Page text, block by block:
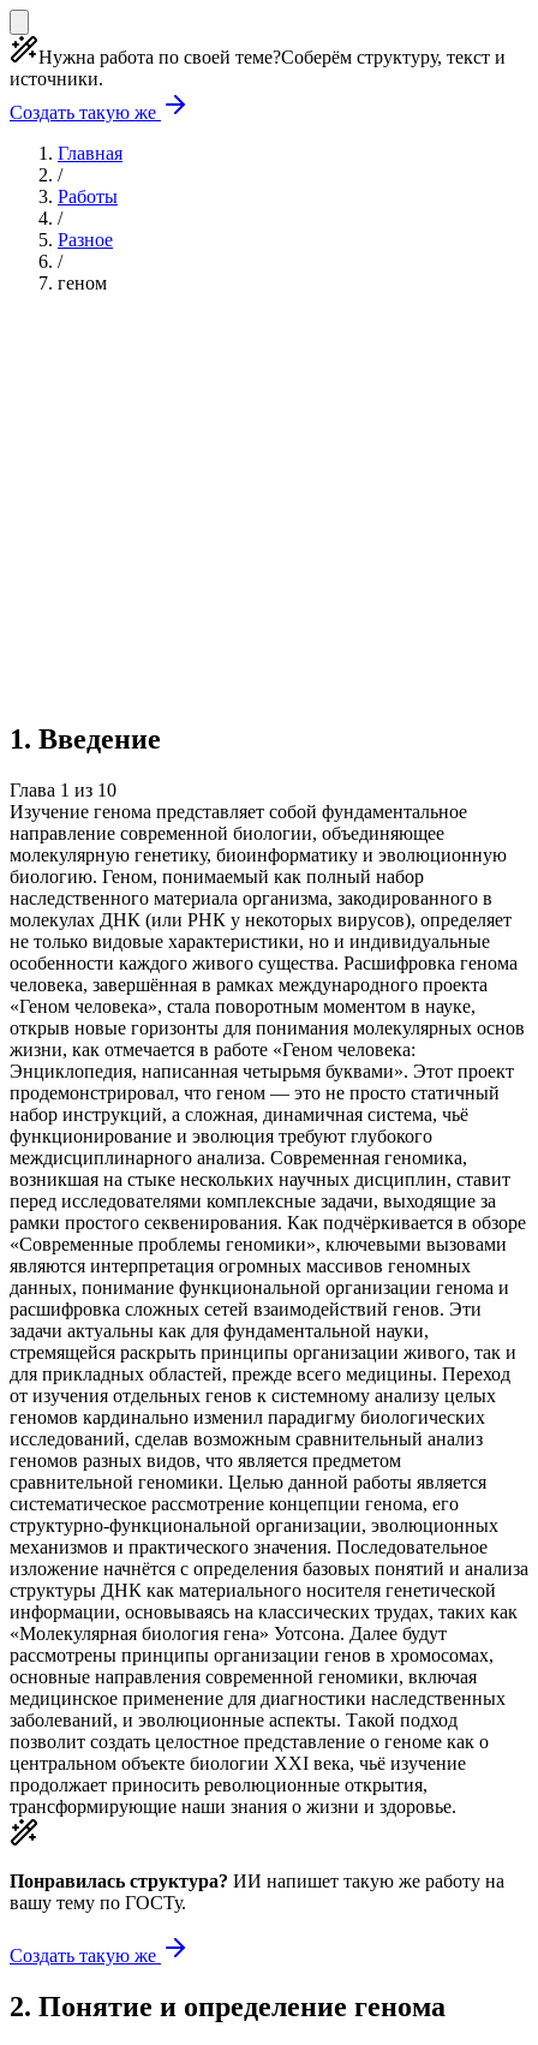
Нужна работа по своей теме?Соберём структуру, текст и
источники.
Создать такую же
Главная
/
Работы
/
Разное
/
геном
1. Введение
Глава 1 из 10
Изучение генома представляет собой фундаментальное
направление современной биологии, объединяющее
молекулярную генетику, биоинформатику и эволюционную
биологию. Геном, понимаемый как полный набор
наследственного материала организма, закодированного в
молекулах ДНК (или РНК у некоторых вирусов), определяет
не только видовые характеристики, но и индивидуальные
особенности каждого живого существа. Расшифровка генома
человека, завершённая в рамках международного проекта
«Геном человека», стала поворотным моментом в науке,
открыв новые горизонты для понимания молекулярных основ
жизни, как отмечается в работе «Геном человека:
Энциклопедия, написанная четырьмя буквами». Этот проект
продемонстрировал, что геном — это не просто статичный
набор инструкций, а сложная, динамичная система, чьё
функционирование и эволюция требуют глубокого
междисциплинарного анализа. Современная геномика,
возникшая на стыке нескольких научных дисциплин, ставит
перед исследователями комплексные задачи, выходящие за
рамки простого секвенирования. Как подчёркивается в обзоре
«Современные проблемы геномики», ключевыми вызовами
являются интерпретация огромных массивов геномных
данных, понимание функциональной организации генома и
расшифровка сложных сетей взаимодействий генов. Эти
задачи актуальны как для фундаментальной науки,
стремящейся раскрыть принципы организации живого, так и
для прикладных областей, прежде всего медицины. Переход
от изучения отдельных генов к системному анализу целых
геномов кардинально изменил парадигму биологических
исследований, сделав возможным сравнительный анализ
геномов разных видов, что является предметом
сравнительной геномики. Целью данной работы является
систематическое рассмотрение концепции генома, его
структурно-функциональной организации, эволюционных
механизмов и практического значения. Последовательное
изложение начнётся с определения базовых понятий и анализа
структуры ДНК как материального носителя генетической
информации, основываясь на классических трудах, таких как
«Молекулярная биология гена» Уотсона. Далее будут
рассмотрены принципы организации генов в хромосомах,
основные направления современной геномики, включая
медицинское применение для диагностики наследственных
заболеваний, и эволюционные аспекты. Такой подход
позволит создать целостное представление о геноме как о
центральном объекте биологии XXI века, чьё изучение
продолжает приносить революционные открытия,
трансформирующие наши знания о жизни и здоровье.
Понравилась структура? ИИ напишет такую же работу на
вашу тему по ГОСТу.
Создать такую же
2. Понятие и определение генома